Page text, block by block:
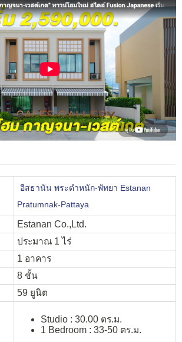
อีสธานัน พระตำหนัก-พัทยา Estanan
Pratumnak-Pattaya
Estanan Co.,Ltd.
ประมาณ 1 ไร่
1 อาคาร
8 ชั้น
59 ยูนิต
Studio : 30.00 ตร.ม.
1 Bedroom : 33-50 ตร.ม.